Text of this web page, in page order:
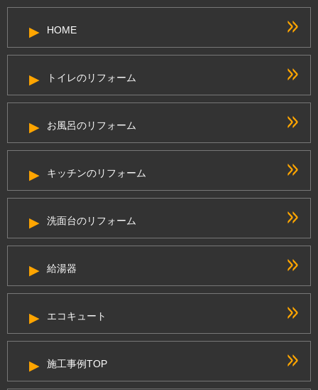
HOME
トイレのリフォーム
お風呂のリフォーム
キッチンのリフォーム
洗面台のリフォーム
給湯器
エコキュート
施工事例TOP